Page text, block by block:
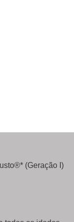
autêntico
(Geração I)